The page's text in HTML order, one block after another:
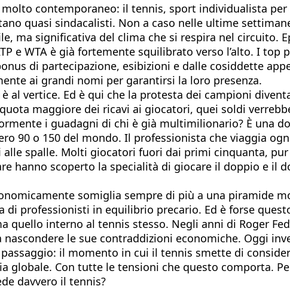
contemporaneo: il tennis, sport individualista
quasi sindacalisti. Non a caso nelle ultime
ma significativa del clima che si respira nel circuito.
e WTA è già fortemente squilibrato verso l’alto. I top
di partecipazione, esibizioni e dalle cosiddette
ai grandi nomi per garantirsi la loro presenza.
vertice. Ed è qui che la protesta dei campioni
maggiore dei ricavi ai giocatori, quei soldi
i guadagni di chi è già multimilionario? È una
90 o 150 del mondo. Il professionista che viaggia
spalle. Molti giocatori fuori dai primi cinquanta,
hanno scoperto la specialità di giocare il doppio e il
somiglia sempre di più a una piramide
professionisti in equilibrio precario. Ed è forse
interno al tennis stesso. Negli anni di Roger
le sue contraddizioni economiche. Oggi
il momento in cui il tennis smette di
globale. Con tutte le tensioni che questo comporta.
davvero il tennis?